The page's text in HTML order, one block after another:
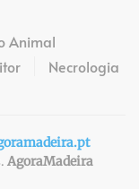
Animal
Necrologia
AgoraMadeira